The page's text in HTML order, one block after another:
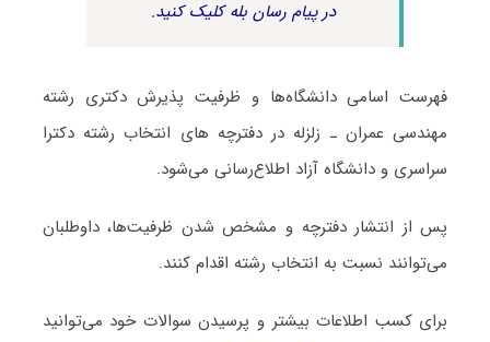
در پیام رسان بله کلیک کنید.
فهرست اسامی دانشگاه‌ها و ظرفیت پذیرش دکتری رشته
ﻣﻬﻨﺪسی ﻋﻤﺮان ـ زﻟﺰﻟﻪ در دفترچه های انتخاب رشته دکترا
سراسری و دانشگاه آزاد اطلاع‌رسانی می‌شود.
پس از انتشار دفترچه و مشخص شدن ظرفیت‌ها، داوطلبان
می‌توانند نسبت به انتخاب رشته اقدام کنند.
برای کسب اطلاعات بیشتر و پرسیدن سوالات خود می‌توانید